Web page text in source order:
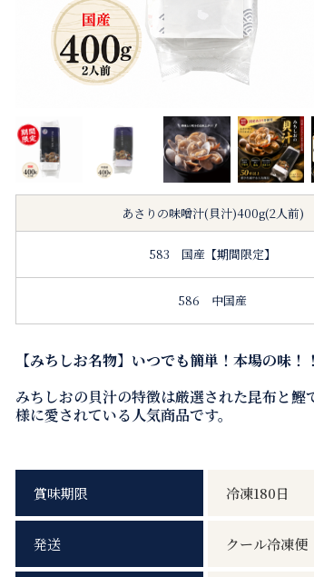
あさりの味噌汁(貝汁)400g(2人前)
583 国産【期間限定】
586 中国産
【みちしお名物】いつでも簡単！本場の味！！
みちしおの貝汁の特徴は厳選された昆布と
様に愛されている人気商品です。
賞味期限 冷凍180日
発送 クール冷凍便